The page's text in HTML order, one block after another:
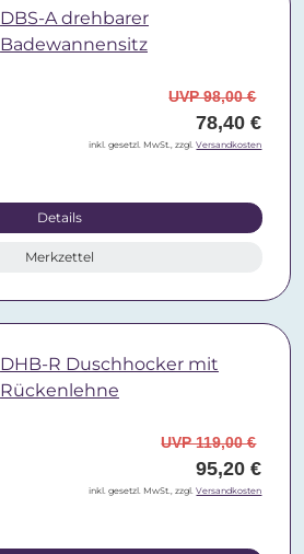
DBS-A drehbarer
Badewannensitz
UVP 98,00 €
78,40 €
inkl. gesetzl. MwSt., zzgl.Versandkosten
Details
Merkzettel
DHB-R Duschhocker mit
Rückenlehne
UVP 119,00 €
95,20 €
inkl. gesetzl. MwSt., zzgl.Versandkosten